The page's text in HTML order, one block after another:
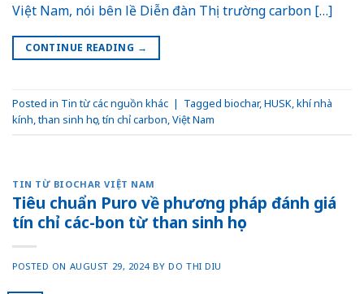
Việt Nam, nói bên lề Diễn đàn Thị trường carbon […]
CONTINUE READING →
Posted in Tin từ các nguồn khác | Tagged biochar,HUSK,khí nhà
kính,than sinh học,tín chỉ carbon,Việt Nam
TIN TỪ BIOCHAR VIỆT NAM
Tiêu chuẩn Puro về phương pháp đánh giá
tín chỉ các-bon từ than sinh học
POSTED ON AUGUST 29, 2024 BYDO THI DIU